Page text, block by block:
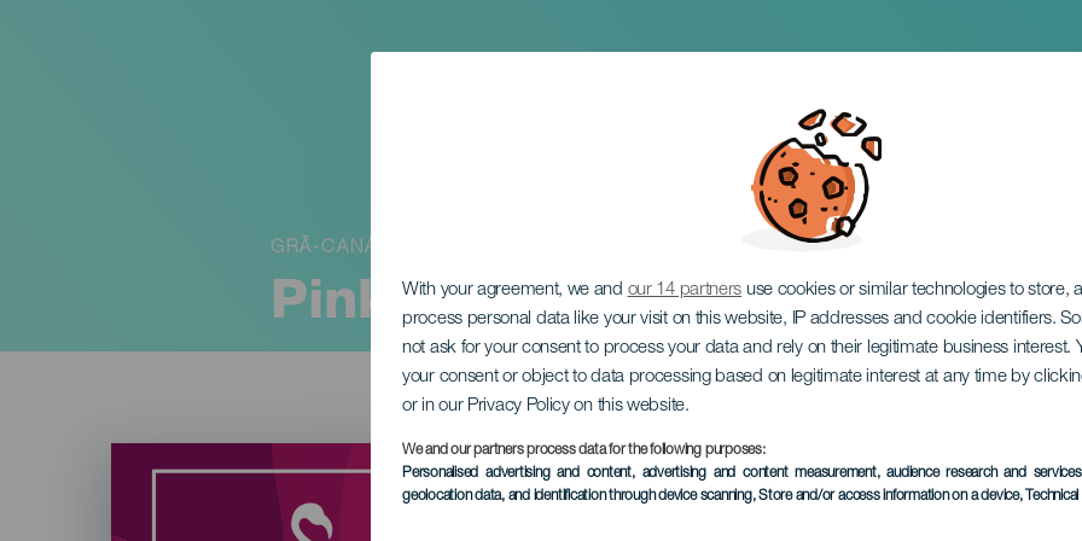
With your agreement, we and our 14 partners use cookies or similar technologies to store,
process personal data like your visit on this website, IP addresses and cookie identifiers.
not ask for your consent to process your data and rely on their legitimate business interest.
your consent or object to data processing based on legitimate interest at any time by
or in our Privacy Policy on this website.
We and our partners process data for the following purposes:
Personalised advertising and content, advertising and content measurement, audience research and
geolocation data, and identification through device scanning, Store and/or access information on a device,
Pink Festival Cultura
GRÃ-CANÁRIA
Listado
EVENTO PASSADO